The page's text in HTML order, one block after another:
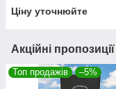
Ціну уточнюйте
Акційні
Топ продажів –5%